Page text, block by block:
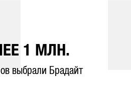
1 МЛН.
выбрали Брадайт